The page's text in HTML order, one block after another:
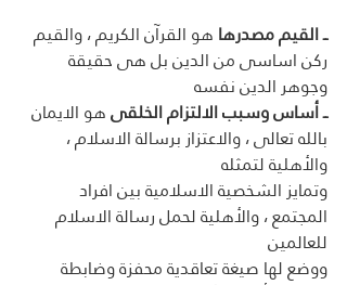
ــ القيم مصدرها هو القرآن الكريم ، والقيم
ركن اساسى من الدين بل هى حقيقة
وجوهر الدين نفسه
ــ أساس وسبب الالتزام الخلقى هو الايمان
بالله تعالى ، والاعتزاز برسالة الاسلام ،
والأهلية لتمثله
وتمايز الشخصية الاسلامية بين افراد
المجتمع ، والأهلية لحمل رسالة الاسلام
للعالمين
ووضع لها صيغة تعاقدية محفزة وضابطة